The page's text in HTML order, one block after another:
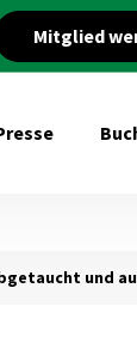
Mitglied
und